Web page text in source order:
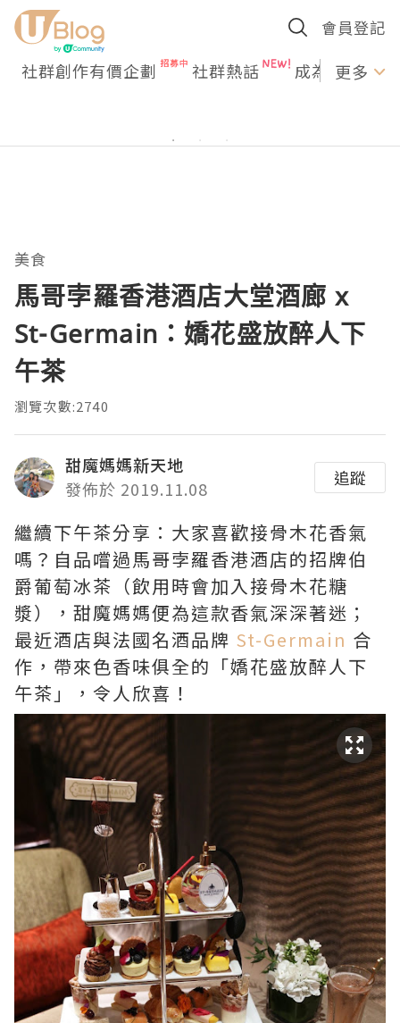
會員登記
社群創作有價企劃 社群熱話 成為U更多
美食
馬哥孛羅香港酒店大堂酒廊 x
St-Germain：嬌花盛放醉人下
午茶
瀏覽次數:2740
甜魔媽媽新天地
發佈於 2019.11.08
追蹤
繼續下午茶分享：大家喜歡接骨木花香氣
嗎？自品嚐過馬哥孛羅香港酒店的招牌伯
爵葡萄冰茶（飲用時會加入接骨木花糖
漿），甜魔媽媽便為這款香氣深深著迷；
最近酒店與法國名酒品牌 St-Germain 合
作，帶來色香味俱全的「嬌花盛放醉人下
午茶」，令人欣喜！